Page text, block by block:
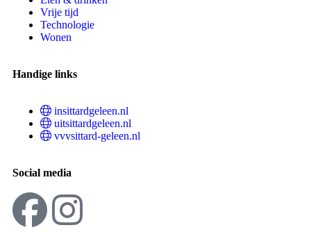
Vrije tijd
Technologie
Wonen
Handige links
insittardgeleen.nl
uitsittardgeleen.nl
vvvsittard-geleen.nl
Social media